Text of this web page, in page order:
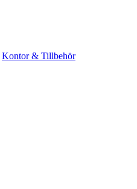
Kontor & Tillbehör